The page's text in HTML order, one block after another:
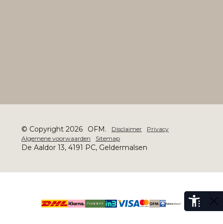
© Copyright 2026 OFM. Disclaimer
Privacy
Algemene voorwaarden
Sitemap
De Aaldor 13, 4191 PC, Geldermalsen